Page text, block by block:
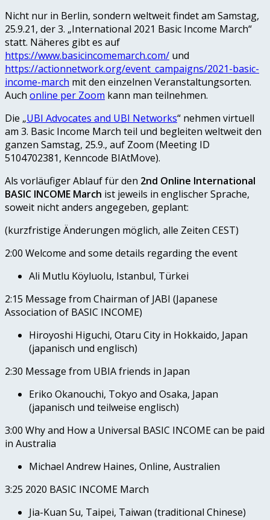
Nicht nur in Berlin, sondern weltweit findet am Samstag,
25.9.21, der 3. „International 2021 Basic Income March“
statt. Näheres gibt es auf
https://www.basicincomemarch.com/ und
https://actionnetwork.org/event_campaigns/2021-basic-
income-march mit den einzelnen Veranstaltungsorten.
Auch online per Zoom kann man teilnehmen.
Die „UBI Advocates and UBI Networks“ nehmen virtuell
am 3. Basic Income March teil und begleiten weltweit den
ganzen Samstag, 25.9., auf Zoom (Meeting ID
5104702381, Kenncode BIAtMove).
Als vorläufiger Ablauf für den 2nd Online International
BASIC INCOME March ist jeweils in englischer Sprache,
soweit nicht anders angegeben, geplant:
(kurzfristige Änderungen möglich, alle Zeiten CEST)
2:00 Welcome and some details regarding the event
Ali Mutlu Köyluolu, Istanbul, Türkei
2:15 Message from Chairman of JABI (Japanese
Association of BASIC INCOME)
Hiroyoshi Higuchi, Otaru City in Hokkaido, Japan
(japanisch und englisch)
2:30 Message from UBIA friends in Japan
Eriko Okanouchi, Tokyo and Osaka, Japan
(japanisch und teilweise englisch)
3:00 Why and How a Universal BASIC INCOME can be paid
in Australia
Michael Andrew Haines, Online, Australien
3:25 2020 BASIC INCOME March
Jia-Kuan Su, Taipei, Taiwan (traditional Chinese)